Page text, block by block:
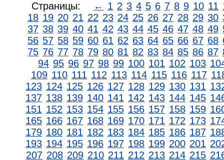
Страницы: ← 1 2 3 4 5 6 7 8 9 10 11
18 19 20 21 22 23 24 25 26 27 28 29 30
37 38 39 40 41 42 43 44 45 46 47 48 49
56 57 58 59 60 61 62 63 64 65 66 67 68
75 76 77 78 79 80 81 82 83 84 85 86 87
94 95 96 97 98 99 100 101 102 103
109 110 111 112 113 114 115 116 117
123 124 125 126 127 128 129 130 131
137 138 139 140 141 142 143 144 145
151 152 153 154 155 156 157 158 159
165 166 167 168 169 170 171 172 173
179 180 181 182 183 184 185 186 187
193 194 195 196 197 198 199 200 201
207 208 209 210 211 212 213 214 215